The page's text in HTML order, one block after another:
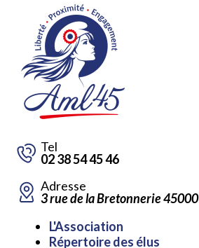
Tel
02 38 54 45 46
Adresse
3 rue de la Bretonnerie
contenu
L'Association
Répertoire des élus